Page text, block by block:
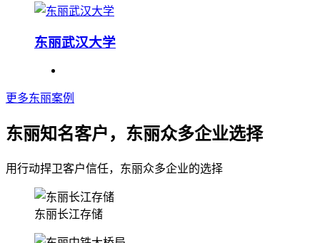
东丽武汉大学
更多东丽案例
东丽知名客户，东丽众多企业选择
用行动捍卫客户信任，东丽众多企业的选择
东丽长江存储